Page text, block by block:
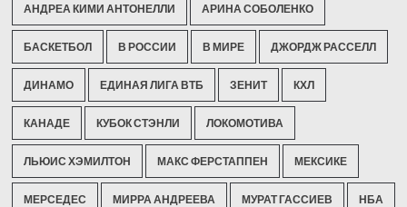
АНДРЕА КИМИ АНТОНЕЛЛИ АРИНА СОБОЛЕНКО
БАСКЕТБОЛ В РОССИИ В МИРЕ ДЖОРДЖ РАССЕЛЛ
ДИНАМО ЕДИНАЯ ЛИГА ВТБ ЗЕНИТ КХЛ
КАНАДЕ КУБОК СТЭНЛИ ЛОКОМОТИВА
ЛЬЮИС ХЭМИЛТОН МАКС ФЕРСТАППЕН МЕКСИКЕ
МЕРСЕДЕС МИРРА АНДРЕЕВА МУРАТ ГАССИЕВ НБА